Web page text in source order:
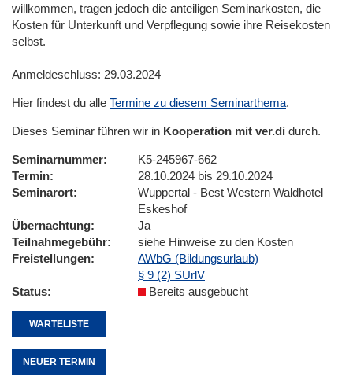
willkommen, tragen jedoch die anteiligen Seminarkosten, die
Kosten für Unterkunft und Verpflegung sowie ihre Reisekosten
selbst.
Anmeldeschluss: 29.03.2024
Hier findest du alle Termine zu diesem Seminarthema.
Dieses Seminar führen wir in Kooperation mit ver.di durch.
Seminarnummer
K5-245967-662
Termin
28.10.2024 bis 29.10.2024
Seminarort
Wuppertal - Best Western Waldhotel
Eskeshof
Übernachtung
Ja
Teilnahmegebühr
siehe Hinweise zu den Kosten
Freistellungen
AWbG (Bildungsurlaub)
§ 9 (2) SUrlV
Status
Bereits ausgebucht
WARTELISTE
NEUER TERMIN